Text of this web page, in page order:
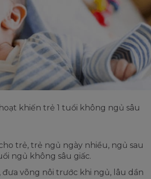
khiến trẻ 1 tuổi không ngủ sâu
trẻ, trẻ ngủ ngày nhiều, ngủ sau
ngủ không sâu giấc.
võng nôi trước khi ngủ, lâu dần